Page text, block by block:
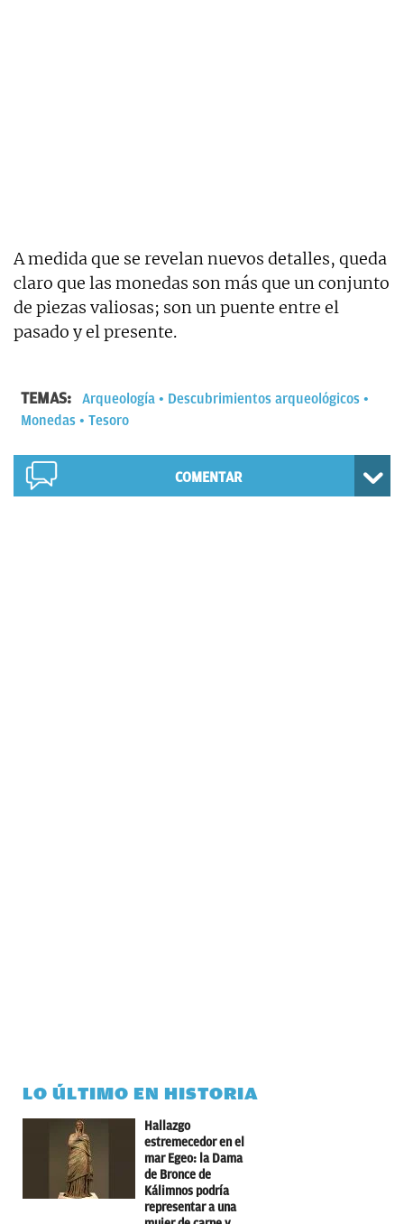
A medida que se revelan nuevos detalles, queda
claro que las monedas son más que un conjunto
de piezas valiosas; son un puente entre el
pasado y el presente.
TEMAS: Arqueología
Descubrimientos arqueológicos
Monedas
Tesoro
COMENTAR
LO ÚLTIMO EN HISTORIA
Hallazgo
estremecedor en el
mar Egeo: la Dama
de Bronce de
Kálimnos podría
representar a una